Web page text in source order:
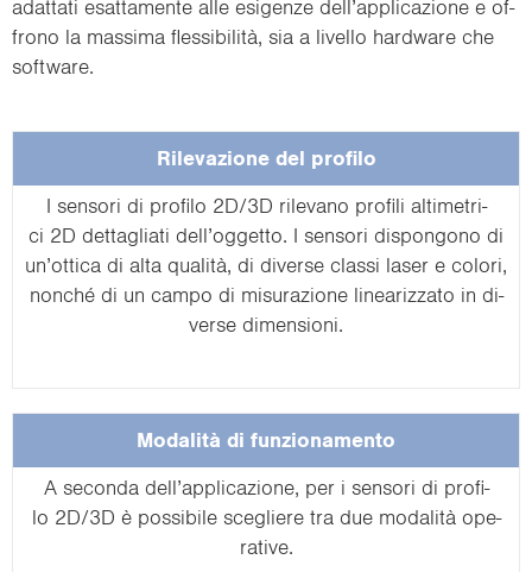
adat­ta­ti esat­ta­men­te alle esi­gen­ze dell’ap­pli­ca­zio­ne e of­
fro­no la mas­si­ma flessibilità, sia a li­vel­lo hard­ware che
soft­ware.
Ri­le­va­zio­ne del pro­fi­lo
I sen­so­ri di pro­fi­lo 2D/3D ri­le­va­no pro­fi­li al­ti­me­tri­
ci 2D det­ta­glia­ti dell’og­get­to. I sen­so­ri di­spon­go­no di
un’ot­ti­ca di alta qualità, di di­ver­se clas­si laser e co­lo­ri,
nonché di un campo di mi­su­ra­zio­ne li­nea­riz­za­to in di­
ver­se di­men­sio­ni.
Modalità di fun­zio­na­men­to
A se­con­da dell’ap­pli­ca­zio­ne, per i sen­so­ri di pro­fi­
lo 2D/3D è pos­si­bi­le sce­glie­re tra due modalità ope­
ra­ti­ve.